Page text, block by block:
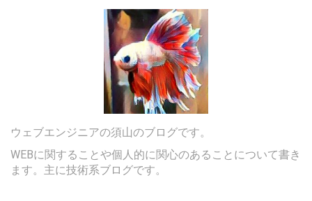
ウェブエンジニアの須山のブログです。
WEBに関することや個人的に関心のあることについて書き
ます。主に技術系ブログです。